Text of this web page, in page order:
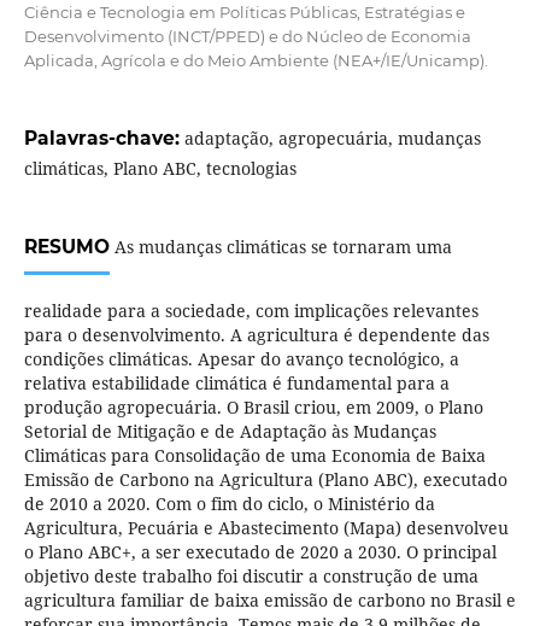
Ciência e Tecnologia em Políticas Públicas, Estratégias e
Desenvolvimento (INCT/PPED) e do Núcleo de Economia
Aplicada, Agrícola e do Meio Ambiente (NEA+/IE/Unicamp).
Palavras-chave: adaptação, agropecuária, mudanças
climáticas, Plano ABC, tecnologias
RESUMOAs mudanças climáticas se tornaram uma
realidade para a sociedade, com implicações relevantes
para o desenvolvimento. A agricultura é dependente das
condições climáticas. Apesar do avanço tecnológico, a
relativa estabilidade climática é fundamental para a
produção agropecuária. O Brasil criou, em 2009, o Plano
Setorial de Mitigação e de Adaptação às Mudanças
Climáticas para Consolidação de uma Economia de Baixa
Emissão de Carbono na Agricultura (Plano ABC), executado
de 2010 a 2020. Com o fim do ciclo, o Ministério da
Agricultura, Pecuária e Abastecimento (Mapa) desenvolveu
o Plano ABC+, a ser executado de 2020 a 2030. O principal
objetivo deste trabalho foi discutir a construção de uma
agricultura familiar de baixa emissão de carbono no Brasil e